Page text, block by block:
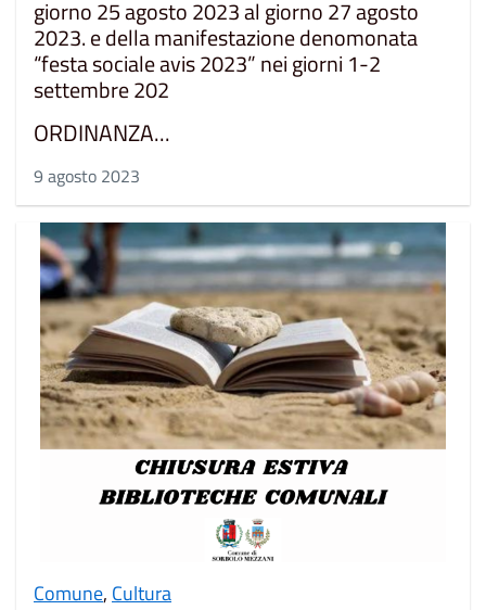
giorno 25 agosto 2023 al giorno 27 agosto
2023. e della manifestazione denomonata
“festa sociale avis 2023” nei giorni 1-2
settembre 202
ORDINANZA...
9 agosto 2023
Comune, Cultura